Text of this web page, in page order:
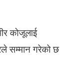
कोजूलाई
सम्मान गरेको छ